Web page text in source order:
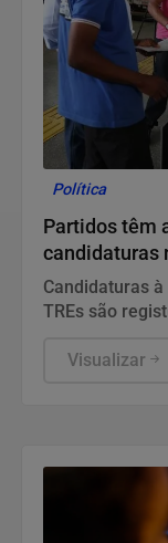
Política
Partidos têm
candidaturas
Candidaturas
TREs são
assembleias
Visualizar